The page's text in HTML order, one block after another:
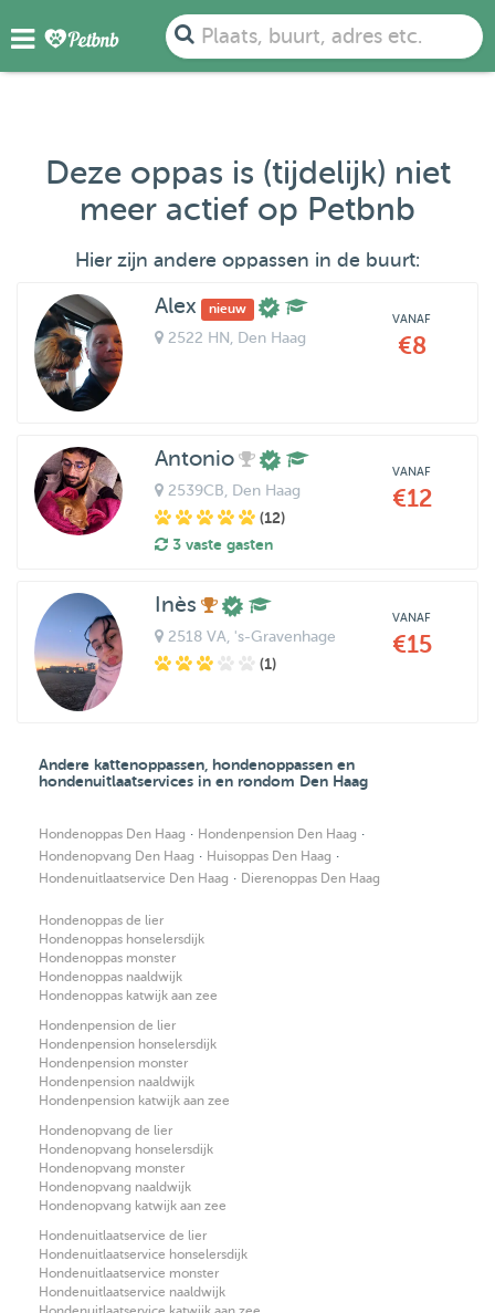
Plaats, buurt, adres etc.
Deze oppas is (tijdelijk) niet
meer actief op Petbnb
Hier zijn andere oppassen in de buurt:
Alex nieuw
2522 HN , Den Haag
VANAF
€8
Antonio
2539CB , Den Haag
(12)
3 vaste gasten
VANAF
€12
Inès
2518 VA , 's-Gravenhage
(1)
VANAF
€15
Andere kattenoppassen, hondenoppassen en
hondenuitlaatservices in en rondom Den Haag
Hondenoppas Den Haag · Hondenpension Den Haag ·
Hondenopvang Den Haag · Huisoppas Den Haag ·
Hondenuitlaatservice Den Haag · Dierenoppas Den Haag
Hondenoppas de lier
Hondenoppas honselersdijk
Hondenoppas monster
Hondenoppas naaldwijk
Hondenoppas katwijk aan zee
Hondenpension de lier
Hondenpension honselersdijk
Hondenpension monster
Hondenpension naaldwijk
Hondenpension katwijk aan zee
Hondenopvang de lier
Hondenopvang honselersdijk
Hondenopvang monster
Hondenopvang naaldwijk
Hondenopvang katwijk aan zee
Hondenuitlaatservice de lier
Hondenuitlaatservice honselersdijk
Hondenuitlaatservice monster
Hondenuitlaatservice naaldwijk